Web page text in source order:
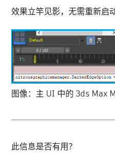
效果立竿见影，无需重新启
图像：主 UI 中的 3ds Max
此信息是否有用？